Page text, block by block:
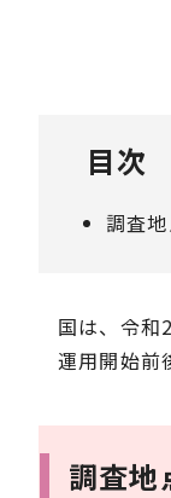
目次
調査
国は、令和
運用開始前
調査地